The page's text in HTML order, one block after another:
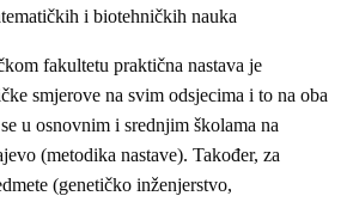
i biotehničkih nauka
fakultetu praktična nastava je
smjerove na svim odsjecima i to na oba
u osnovnim i srednjim školama na
(metodika nastave). Također, za
(genetičko inženjerstvo,